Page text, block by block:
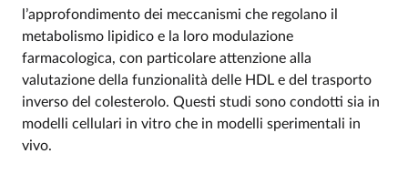
l’approfondimento dei meccanismi che regolano il
metabolismo lipidico e la loro modulazione
farmacologica, con particolare attenzione alla
valutazione della funzionalità delle HDL e del trasporto
inverso del colesterolo. Questi studi sono condotti sia in
modelli cellulari in vitro che in modelli sperimentali in
vivo.